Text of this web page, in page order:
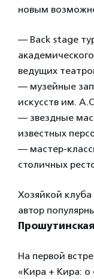
новым
— Back stage
ведущих
— музейные
искусств им.
— звездные
известных
— мастер-
столичных
Хозяйкой
автор
Прошутинская
На первой
«Кира + Кира: о